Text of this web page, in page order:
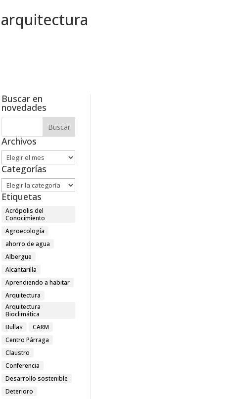
Buscar en
novedades
Archivos
Archivos
Categorías
Categorías
Etiquetas
Acrópolis del
Conocimiento
Agroecología
ahorro de agua
Albergue
Alcantarilla
Aprendiendo a habitar
Arquitectura
Arquitectura
Bioclimática
Bullas
CARM
Centro Párraga
Claustro
Conferencia
Desarrollo sostenible
Deterioro